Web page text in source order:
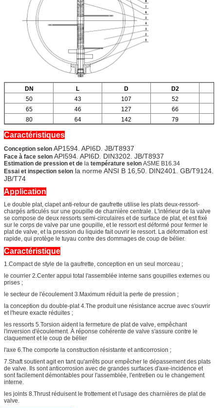
DN L D
D2
50
43 107
52
65
46 127
66
80
64 142 79
Caractéristiques
Conception selon AP1594. API6D. JB/T8937
Face à face selon API594. API6D. DIN3202. JB/T8937
Estimation de pression et de la température selon ASME B16.34
Essai et inspection selon la norme ANSI B 16,50. DIN2401. GB/T9124.
JB/T74
Application
Le double plat, clapet anti-retour de gaufrette utilise les plats deux-ressort-
chargés articulés sur une goupille de charnière centrale. L'intérieur de la valve
se compose de deux ressorts semi-circulaires et de surface de plat, et est fixé
sur le corps de valve par une goupille, et le ressort est déformé pour fermer le
plat de valve, et la pression du liquide fait ouvrir le ressort. La déformation est
rapide, qui protège le tuyau contre des dommages de coup de bélier.
Caractéristique
1.Compact de style de la gaufrette, conception en un seul morceau ;
le courrier 2.Center appui total l'assemblée interne sans goupilles externes ou
prises ;
le secteur de l'écoulement 3.Maximum réduit la perte de pression ;
la conception du double-plat 4.The produit une résistance accrue avec s'ouvrir
et l'heure exacte réduites ;
les ressorts 5.Torsion aident la fermeture de plat de valve, empêchant
l'inversion d'écoulement. À réponse cohérente de valve s'assure contre le
claquement et le coup de bélier
l'axe 6.The comporte la construction résistante et anticorrosion ;
7.Shaft soutient agit en tant qu'arrêts pour empêcher le dépassement des plats
de valve. Ils sont anticorrosion avec de grandes surfaces d'axe-incidence et
sont facilement démontables pour l'assemblée, l'entretien ou le changement
interne.
les joints 8.Thrust réduisent le frottement et l'usage des charnières de plat de
valve.